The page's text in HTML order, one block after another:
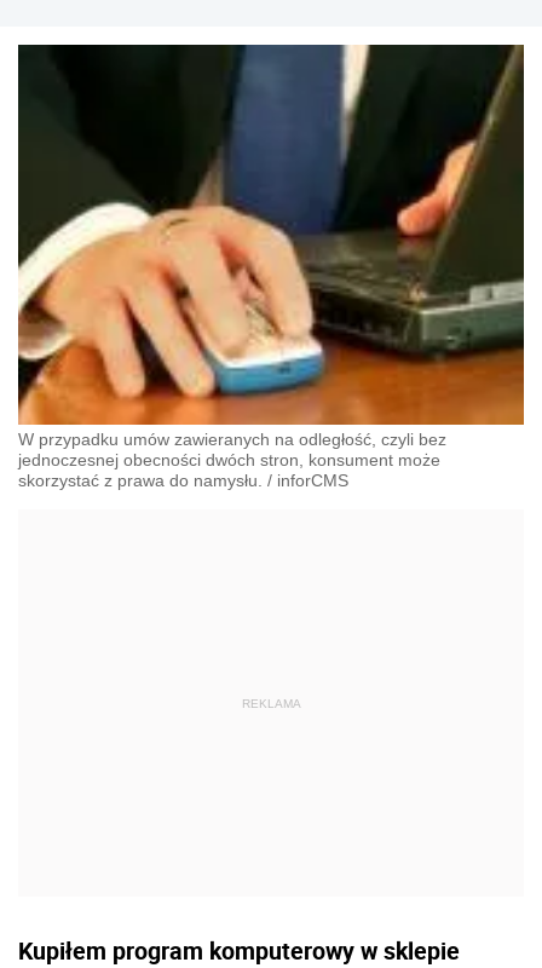
W przypadku umów zawieranych na odległość, czyli bez
jednoczesnej obecności dwóch stron, konsument może
skorzystać z prawa do namysłu. / inforCMS
Kupiłem program komputerowy w sklepie